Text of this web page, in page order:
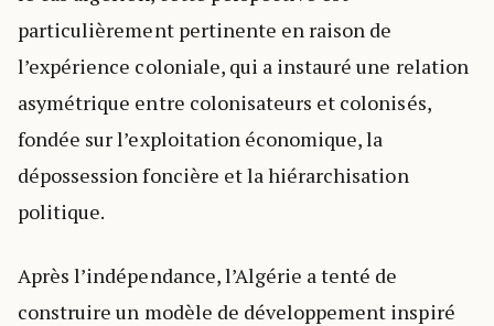
particulièrement pertinente en raison de
l’expérience coloniale, qui a instauré une relation
asymétrique entre colonisateurs et colonisés,
fondée sur l’exploitation économique, la
dépossession foncière et la hiérarchisation
politique.
Après l’indépendance, l’Algérie a tenté de
construire un modèle de développement inspiré